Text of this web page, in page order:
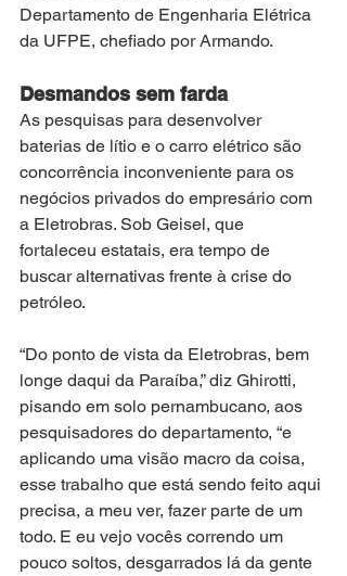
Departamento de Engenharia Elétrica
da UFPE, chefiado por Armando.
Desmandos sem farda
As pesquisas para desenvolver
baterias de lítio e o carro elétrico são
concorrência inconveniente para os
negócios privados do empresário com
a Eletrobras. Sob Geisel, que
fortaleceu estatais, era tempo de
buscar alternativas frente à crise do
petróleo.
“Do ponto de vista da Eletrobras, bem
longe daqui da Paraíba,” diz Ghirotti,
pisando em solo pernambucano, aos
pesquisadores do departamento, “e
aplicando uma visão macro da coisa,
esse trabalho que está sendo feito aqui
precisa, a meu ver, fazer parte de um
todo. E eu vejo vocês correndo um
pouco soltos, desgarrados lá da gente